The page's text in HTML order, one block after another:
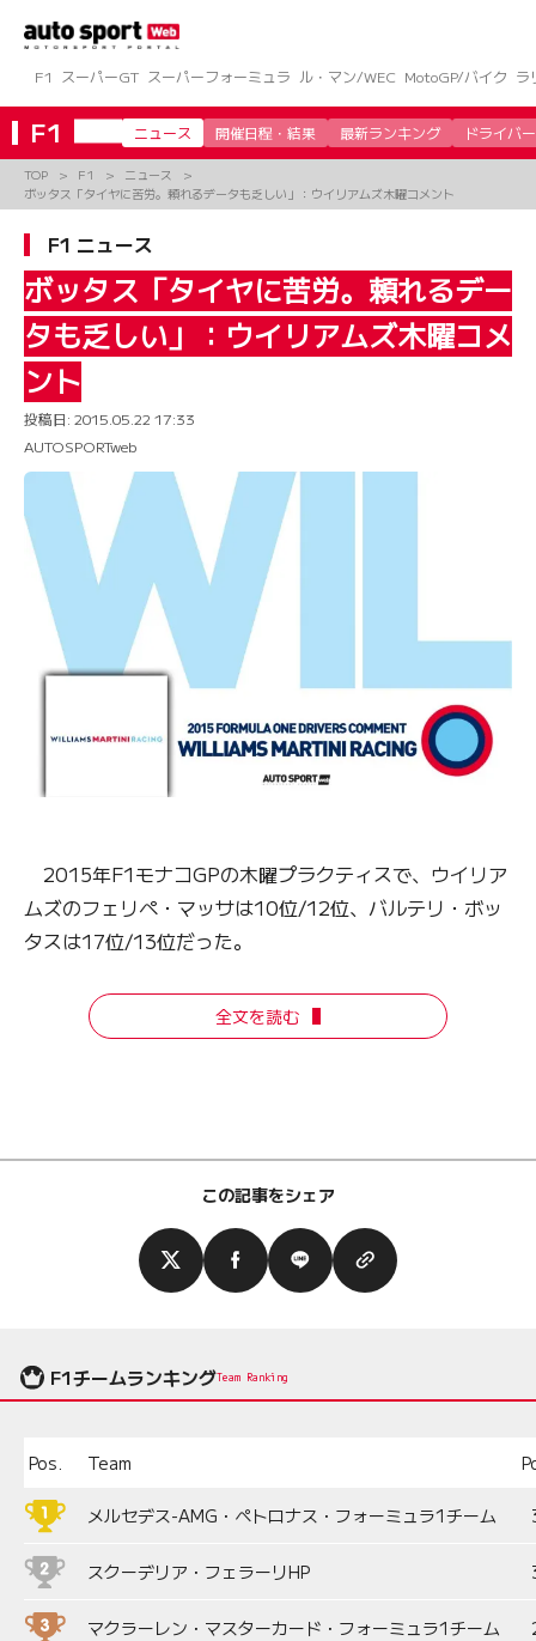
ツ
へ
ス
キ
プ
F1 スーパーGT スーパーフォーミュラ ル・マン/WEC MotoGP/バイク ラ
F1 ニュース 開催日程・結果 最新ランキング ドライバー
TOP F1
ニュース
ボッタス「タイヤに苦労。頼れるデータも乏しい」：ウイリアムズ木曜コメント
F1 ニュース
ボッタス「タイヤに苦労。頼れるデー
タも乏しい」：ウイリアムズ木曜コメ
ント
投稿日: 2015.05.22 17:33
AUTOSPORTweb
2015年F1モナコGPの木曜プラクティスで、ウイリア
ムズのフェリペ・マッサは10位/12位、バルテリ・ボッ
タスは17位/13位だった。
全文を読む
この記事をシェア
F1チームランキングTeam Ranking
Pos. Team
メルセデス-AMG・ペトロナス・フォーミュラ1チーム
スクーデリア・フェラーリHP
マクラーレン・マスターカード・フォーミュラ1チーム